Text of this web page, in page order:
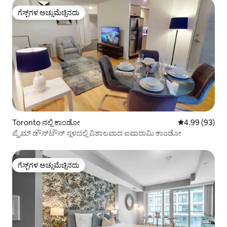
ಗೆಸ್ಟ್‌ಗಳ ಅಚ್ಚುಮೆಚ್ಚಿನದು
ಗೆಸ್ಟ್‌ಗಳ ಅಚ್ಚುಮೆಚ್ಚಿನದು
Toronto ನಲ್ಲಿ ಕಾಂಡೋ 5 ರಲ್ಲಿ 4.99
4.99 (93)
ಪ್ರೈಮ್ ಡೌನ್‌ಟೌನ್ ಸ್ಥಳದಲ್ಲಿ ವಿಶಾಲವಾದ ಐಷಾರಾಮಿ ಕಾಂಡೋ
ಗೆಸ್ಟ್‌ಗಳ ಅಚ್ಚುಮೆಚ್ಚಿನದು
ಗೆಸ್ಟ್‌ಗಳ ಅಚ್ಚುಮೆಚ್ಚಿನದು